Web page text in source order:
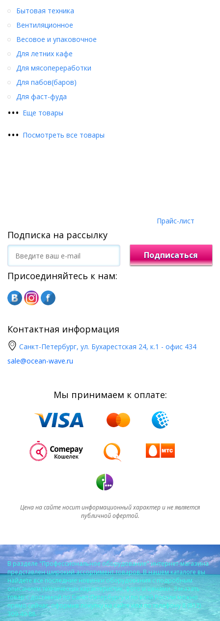
••• Еще товары
Бытовая техника
Вентиляционное
Весовое и упаковочное
Для летних кафе
Для мясопереработки
Для пабов(баров)
Для фаст-фуда
••• Посмотреть все товары
Прайс-лист
Подписка на рассылку
Подписаться
Присоединяйтесь к нам:
Контактная информация
Санкт-Петербург, ул. Бухарестская 24, к.1 - офис 434
sale@ocean-wave.ru
Мы принимаем к оплате:
Цена на сайте носит информационный характер и не является
публичной офертой.
В разделе "Профессиональное оборудование" интернет-магазина
представлен широкий ассортимент товаров. В нашем каталоге вы
найдете все последние новинки оборудования с подробным
описанием технических характеристик, фото и ценами. Заказать
товар с доставкой по Санкт-Петербургу и по всей России можно
прямо сейчас, оформив покупку на сайте или по телефону 8 (812)
309-40-88.